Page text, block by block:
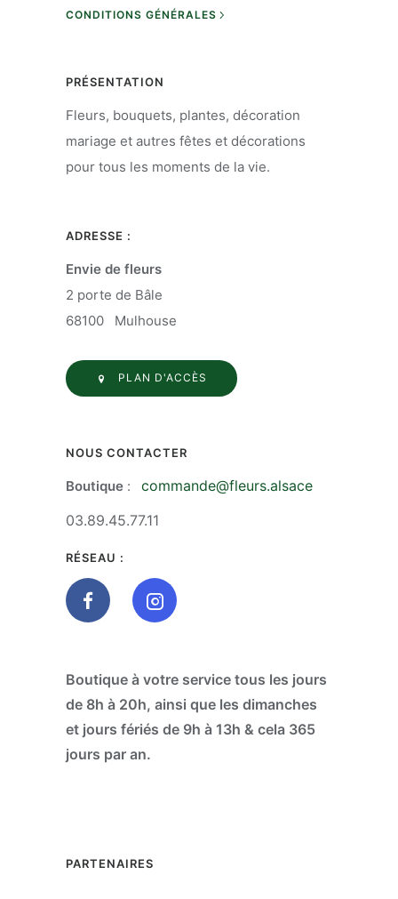
CONDITIONS GÉNÉRALES
PRÉSENTATION
Fleurs, bouquets, plantes, décoration
mariage et autres fêtes et décorations
pour tous les moments de la vie.
ADRESSE :
Envie de fleurs
2 porte de Bâle
68100 Mulhouse
PLAN D'ACCÈS
NOUS CONTACTER
Boutique :
commande@fleurs.alsace
03.89.45.77.11
RÉSEAU :
Boutique à votre service tous les jours
de 8h à 20h, ainsi que les dimanches
et jours fériés de 9h à 13h & cela 365
jours par an.
PARTENAIRES